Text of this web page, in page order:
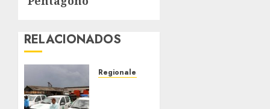
RELACIONADOS
Regionales